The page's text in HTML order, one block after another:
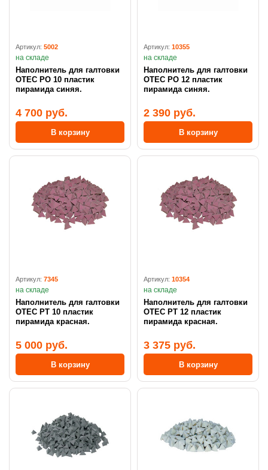
Артикул: 5002
на складе
Наполнитель для галтовки
OTEC PO 10 пластик
пирамида синяя.
4 700 руб.
В корзину
Артикул: 10355
на складе
Наполнитель для галтовки
OTEC PO 12 пластик
пирамида синяя.
2 390 руб.
В корзину
Артикул: 7345
на складе
Наполнитель для галтовки
OTEC PT 10 пластик
пирамида красная.
5 000 руб.
В корзину
Артикул: 10354
на складе
Наполнитель для галтовки
OTEC PT 12 пластик
пирамида красная.
3 375 руб.
В корзину